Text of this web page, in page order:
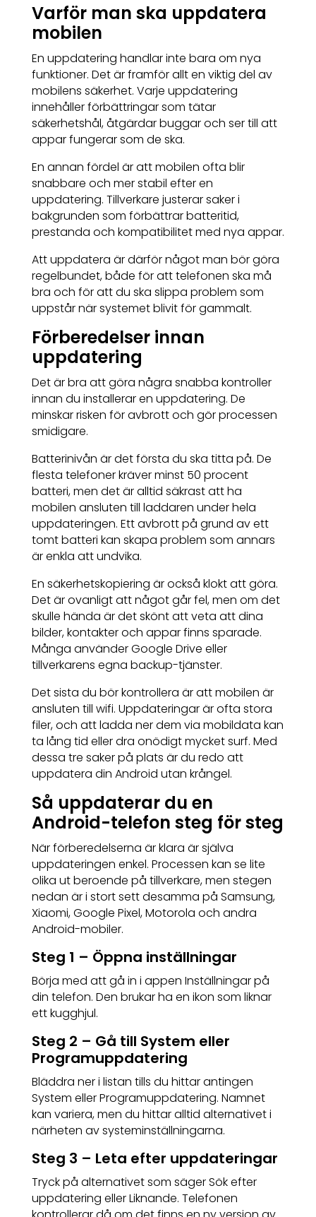
Varför man ska uppdatera
mobilen
En uppdatering handlar inte bara om nya
funktioner. Det är framför allt en viktig del av
mobilens säkerhet. Varje uppdatering
innehåller förbättringar som tätar
säkerhetshål, åtgärdar buggar och ser till att
appar fungerar som de ska.
En annan fördel är att mobilen ofta blir
snabbare och mer stabil efter en
uppdatering. Tillverkare justerar saker i
bakgrunden som förbättrar batteritid,
prestanda och kompatibilitet med nya appar.
Att uppdatera är därför något man bör göra
regelbundet, både för att telefonen ska må
bra och för att du ska slippa problem som
uppstår när systemet blivit för gammalt.
Förberedelser innan
uppdatering
Det är bra att göra några snabba kontroller
innan du installerar en uppdatering. De
minskar risken för avbrott och gör processen
smidigare.
Batterinivån är det första du ska titta på. De
flesta telefoner kräver minst 50 procent
batteri, men det är alltid säkrast att ha
mobilen ansluten till laddaren under hela
uppdateringen. Ett avbrott på grund av ett
tomt batteri kan skapa problem som annars
är enkla att undvika.
En säkerhetskopiering är också klokt att göra.
Det är ovanligt att något går fel, men om det
skulle hända är det skönt att veta att dina
bilder, kontakter och appar finns sparade.
Många använder Google Drive eller
tillverkarens egna backup-tjänster.
Det sista du bör kontrollera är att mobilen är
ansluten till wifi. Uppdateringar är ofta stora
filer, och att ladda ner dem via mobildata kan
ta lång tid eller dra onödigt mycket surf. Med
dessa tre saker på plats är du redo att
uppdatera din Android utan krångel.
Så uppdaterar du en
Android-telefon steg för steg
När förberedelserna är klara är själva
uppdateringen enkel. Processen kan se lite
olika ut beroende på tillverkare, men stegen
nedan är i stort sett desamma på Samsung,
Xiaomi, Google Pixel, Motorola och andra
Android-mobiler.
Steg 1 – Öppna inställningar
Börja med att gå in i appen Inställningar på
din telefon. Den brukar ha en ikon som liknar
ett kugghjul.
Steg 2 – Gå till System eller
Programuppdatering
Bläddra ner i listan tills du hittar antingen
System eller Programuppdatering. Namnet
kan variera, men du hittar alltid alternativet i
närheten av systeminställningarna.
Steg 3 – Leta efter uppdateringar
Tryck på alternativet som säger Sök efter
uppdatering eller Liknande. Telefonen